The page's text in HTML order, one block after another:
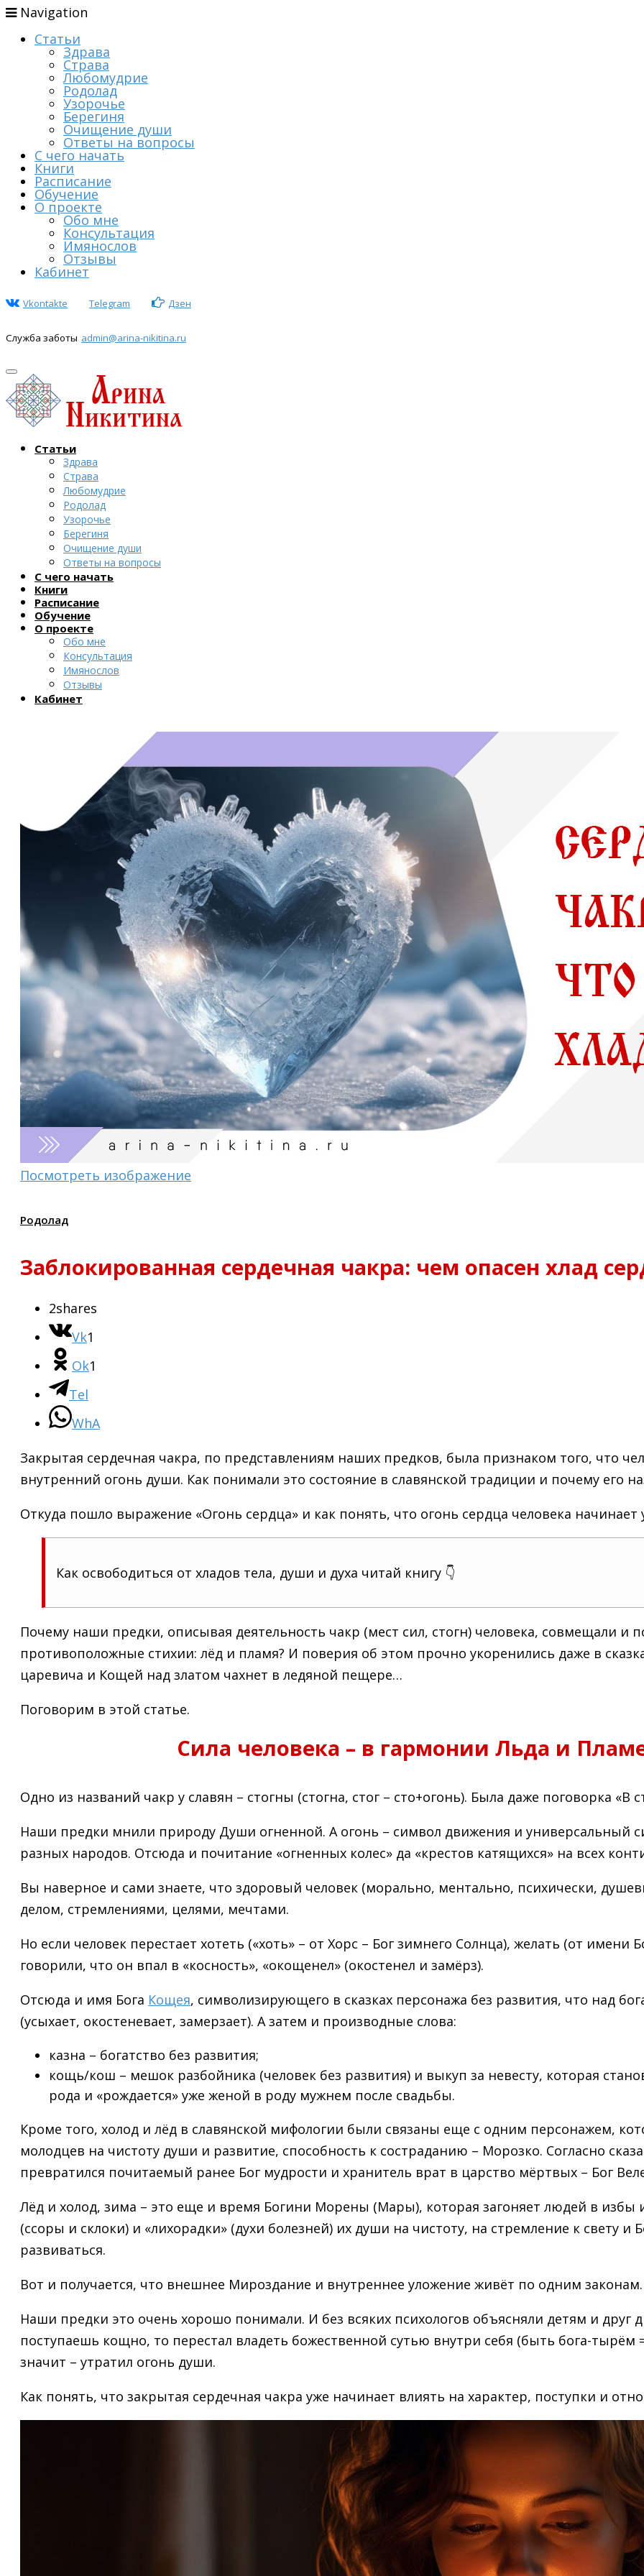
Navigation
Статьи
Здрава
Страва
Любомудрие
Родолад
Узорочье
Берегиня
Очищение души
Ответы на вопросы
С чего начать
Книги
Расписание
Обучение
О проекте
Обо мне
Консультация
Имянослов
Отзывы
Кабинет
Vkontakte Telegram Дзен
Служба заботы admin@arina-nikitina.ru
Статьи
Здрава
Страва
Любомудрие
Родолад
Узорочье
Берегиня
Очищение души
Ответы на вопросы
С чего начать
Книги
Расписание
Обучение
О проекте
Обо мне
Консультация
Имянослов
Отзывы
Кабинет
Посмотреть изображение
Родолад
Заблокированная сердечная чакра: чем опасен хлад
2shares
Vk1
Ok1
Tel
WhA
Закрытая сердечная чакра, по представлениям наших предков, была признаком того, что
внутренний огонь души. Как понимали это состояние в славянской традиции и почему его
Откуда пошло выражение «Огонь сердца» и как понять, что огонь сердца человека начинает
Как освободиться от хладов тела, души и духа читай книгу 👇
Почему наши предки, описывая деятельность чакр (мест сил, стогн) человека, совмещали и
противоположные стихии: лёд и пламя? И поверия об этом прочно укоренились даже в
царевича и Кощей над златом чахнет в ледяной пещере…
Поговорим в этой статье.
Сила человека – в гармонии Льда и
Одно из названий чакр у славян – стогны (стогна, стог – сто+огонь). Была даже поговорка «В
Наши предки мнили природу Души огненной. А огонь – символ движения и универсальный
разных народов. Отсюда и почитание «огненных колес» да «крестов катящихся» на всех
Вы наверное и сами знаете, что здоровый человек (морально, ментально, психически,
делом, стремлениями, целями, мечтами.
Но если человек перестает хотеть («хоть» – от Хорс – Бог зимнего Солнца), желать (от имени
говорили, что он впал в «косность», «окощенел» (окостенел и замёрз).
Отсюда и имя Бога Кощея, символизирующего в сказках персонажа без развития, что над
(усыхает, окостеневает, замерзает). А затем и производные слова:
казна – богатство без развития;
кощь/кош – мешок разбойника (человек без развития) и выкуп за невесту, которая
рода и «рождается» уже женой в роду мужнем после свадьбы.
Кроме того, холод и лёд в славянской мифологии были связаны еще с одним персонажем,
молодцев на чистоту души и развитие, способность к состраданию – Морозко. Согласно
превратился почитаемый ранее Бог мудрости и хранитель врат в царство мёртвых – Бог
Лёд и холод, зима – это еще и время Богини Морены (Мары), которая загоняет людей в избы
(ссоры и склоки) и «лихорадки» (духи болезней) их души на чистоту, на стремление к свету и
развиваться.
Вот и получается, что внешнее Мироздание и внутреннее уложение живёт по одним законам.
Наши предки это очень хорошо понимали. И без всяких психологов объясняли детям и друг
поступаешь кощно, то перестал владеть божественной сутью внутри себя (быть бога-тырём
значит – утратил огонь души.
Как понять, что закрытая сердечная чакра уже начинает влиять на характер, поступки и